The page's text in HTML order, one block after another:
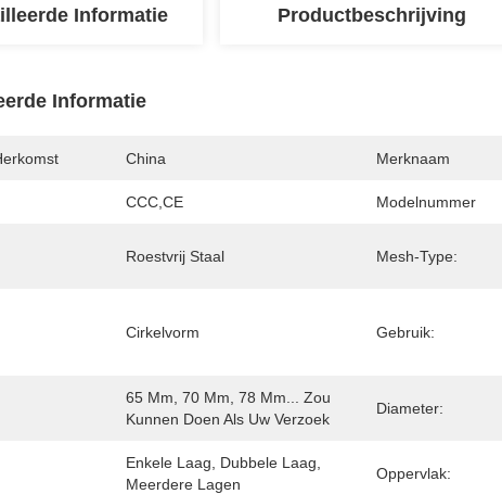
Informatie Productbeschrijving
Informatie
China Merknaam
CCC,CE Modelnummer
Roestvrij Staal Mesh-Type:
Cirkelvorm Gebruik:
65 Mm, 70 Mm, 78 Mm... Zou
Kunnen Doen Als Uw Verzoek
Diameter:
Enkele Laag, Dubbele Laag,
Meerdere Lagen
Oppervlak: